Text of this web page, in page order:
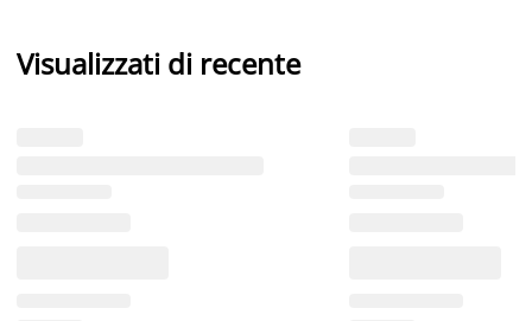
Visualizzati di recente